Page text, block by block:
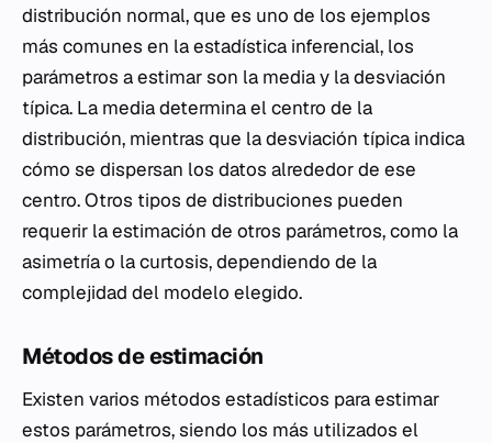
distribución normal, que es uno de los ejemplos
más comunes en la estadística inferencial, los
parámetros a estimar son la media y la desviación
típica. La media determina el centro de la
distribución, mientras que la desviación típica indica
cómo se dispersan los datos alrededor de ese
centro. Otros tipos de distribuciones pueden
requerir la estimación de otros parámetros, como la
asimetría o la curtosis, dependiendo de la
complejidad del modelo elegido.
Métodos de estimación
Existen varios métodos estadísticos para estimar
estos parámetros, siendo los más utilizados el